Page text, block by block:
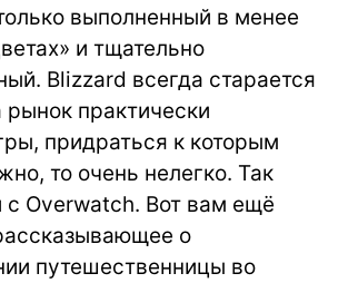
выполненный в менее
и тщательно
Blizzard всегда старается
рынок практически
придраться к которым
то очень нелегко. Так
с Overwatch. Вот вам ещё
о
путешественницы во